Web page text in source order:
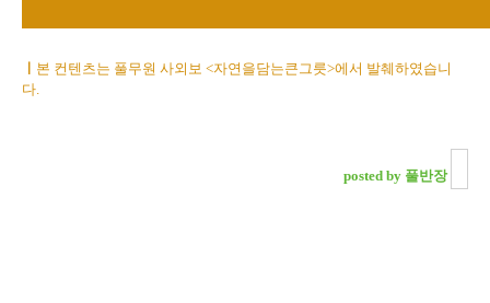
본 컨텐츠는 풀무원 사외보 <자연을담는큰그릇>에서 발췌하였습니
다.
posted by 풀반장